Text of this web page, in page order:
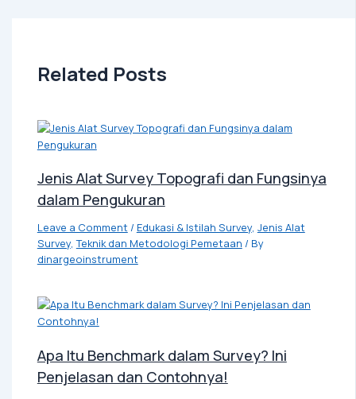
Related Posts
Jenis Alat Survey Topografi dan Fungsinya
dalam Pengukuran
Leave a Comment/ Edukasi & Istilah Survey, Jenis Alat
Survey,Teknik dan Metodologi Pemetaan / By
dinargeoinstrument
Apa Itu Benchmark dalam Survey? Ini
Penjelasan dan Contohnya!